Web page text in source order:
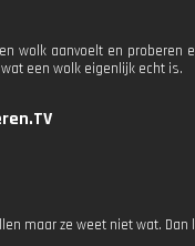
wolk aanvoelt en
een wolk eigenlijk echt is.
maar ze weet niet wat.